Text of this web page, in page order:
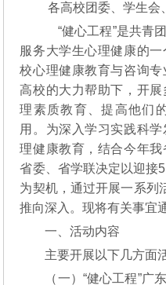
文
件
各高校团委、学生会
“健心工程”是共青
服务大学生心理健康的
校心理健康教育与咨询
高校的大力帮助下，开
理素质教育、提高他们
用。为深入学习实践科
理健康教育，结合今年
省委、省学联决定以迎接
为契机，通过开展一系列
推向深入。现将有关事宜
一、活动内容
主要开展以下几方面
（一）“健心工程”